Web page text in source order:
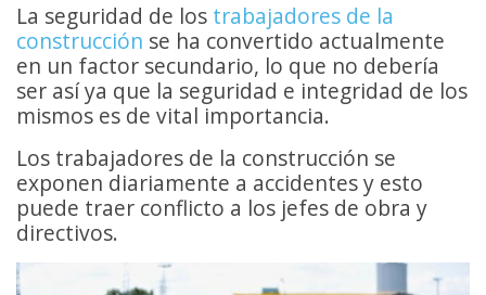
La seguridad de los trabajadores de la
construcción se ha convertido actualmente
en un factor secundario, lo que no debería
ser así ya que la seguridad e integridad de los
mismos es de vital importancia.
Los trabajadores de la construcción se
exponen diariamente a accidentes y esto
puede traer conflicto a los jefes de obra y
directivos.